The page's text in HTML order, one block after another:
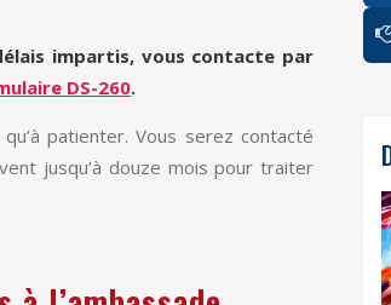
impartis, vous contacte par
DS-260.
patienter. Vous serez contacté
jusqu’à douze mois pour traiter